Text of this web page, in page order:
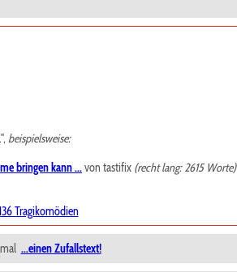
beispielsweise:
bringen kann ...von tastifix (recht lang: 2615 Worte)
Tragikomödien
...einen Zufallstext!